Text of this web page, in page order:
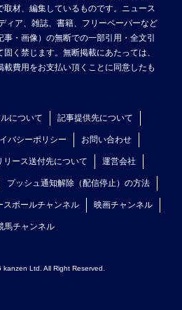
材、編集しているものです。ニュース
ィア、雑誌、書籍、フリーペーパーなど
・画像）の無断での一部引用・全文引
く禁じます。無断掲載にあたっては、
費用をお支払い頂くことに同意したも
について 記事提供先について
バシーポリシー お問い合わせ
リース送付先について 運営会社
プッシュ通知解除（配信停止）の方法
スボールチャンネル 映画チャンネル
馬チャンネル
kanzen Ltd. All Right Reserved.